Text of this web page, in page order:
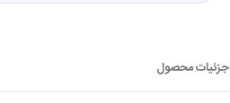
جزئیات محصول